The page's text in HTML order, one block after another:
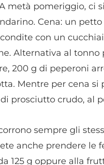
metà pomeriggio, ci
Cena: un
con un
Alternativa al tonno
200 g di peperoni
Mentre per cena
prosciutto crudo, al
sempre gli
anche prendere le
125 g oppure alla